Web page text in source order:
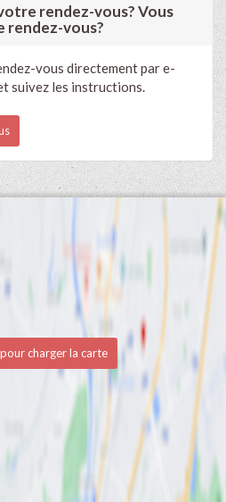
rendez-vous? Vous
rendez-vous?
vous directement par e-
suivez les instructions.
charger la carte